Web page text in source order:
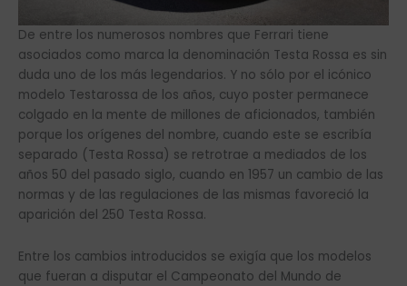
De entre los numerosos nombres que Ferrari tiene
asociados como marca la denominación Testa Rossa es sin
duda uno de los más legendarios. Y no sólo por el icónico
modelo Testarossa de los años, cuyo poster permanece
colgado en la mente de millones de aficionados, también
porque los orígenes del nombre, cuando este se escribía
separado (Testa Rossa) se retrotrae a mediados de los
años 50 del pasado siglo, cuando en 1957 un cambio de las
normas y de las regulaciones de las mismas favoreció la
aparición del 250 Testa Rossa.
Entre los cambios introducidos se exigía que los modelos
que fueran a disputar el Campeonato del Mundo de